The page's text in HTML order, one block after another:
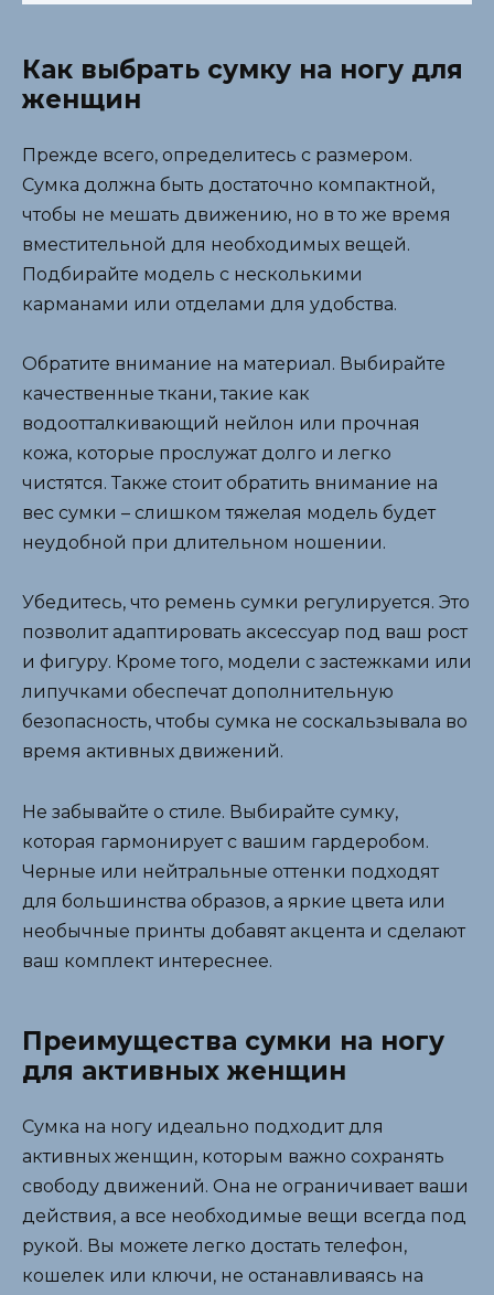
Как выбрать сумку на ногу для
женщин
Прежде всего, определитесь с размером.
Сумка должна быть достаточно компактной,
чтобы не мешать движению, но в то же время
вместительной для необходимых вещей.
Подбирайте модель с несколькими
карманами или отделами для удобства.
Обратите внимание на материал. Выбирайте
качественные ткани, такие как
водоотталкивающий нейлон или прочная
кожа, которые прослужат долго и легко
чистятся. Также стоит обратить внимание на
вес сумки – слишком тяжелая модель будет
неудобной при длительном ношении.
Убедитесь, что ремень сумки регулируется. Это
позволит адаптировать аксессуар под ваш рост
и фигуру. Кроме того, модели с застежками или
липучками обеспечат дополнительную
безопасность, чтобы сумка не соскальзывала во
время активных движений.
Не забывайте о стиле. Выбирайте сумку,
которая гармонирует с вашим гардеробом.
Черные или нейтральные оттенки подходят
для большинства образов, а яркие цвета или
необычные принты добавят акцента и сделают
ваш комплект интереснее.
Преимущества сумки на ногу
для активных женщин
Сумка на ногу идеально подходит для
активных женщин, которым важно сохранять
свободу движений. Она не ограничивает ваши
действия, а все необходимые вещи всегда под
рукой. Вы можете легко достать телефон,
кошелек или ключи, не останавливаясь на